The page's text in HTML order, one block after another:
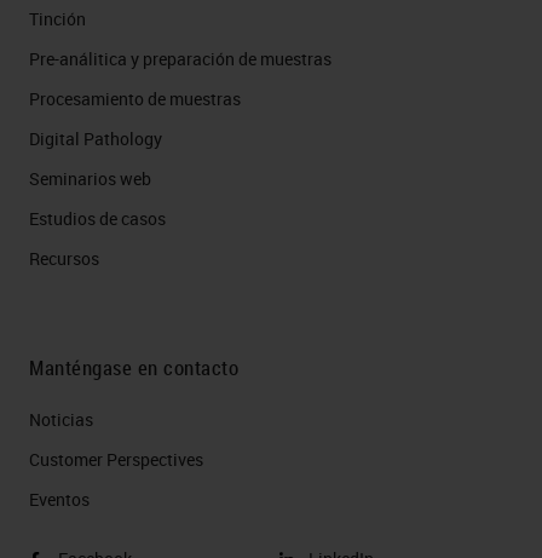
Tinción
Pre-análitica y preparación de muestras
Procesamiento de muestras
Digital Pathology
Seminarios web
Estudios de casos
Recursos
Manténgase en contacto
Noticias
Customer Perspectives​
Eventos